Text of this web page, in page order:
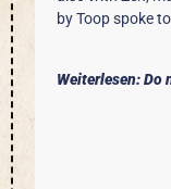
by Toop spoke
Weiterlesen: Do